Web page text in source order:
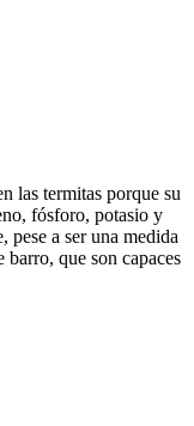
las termitas porque su
fósforo, potasio y
pese a ser una medida
que son capaces